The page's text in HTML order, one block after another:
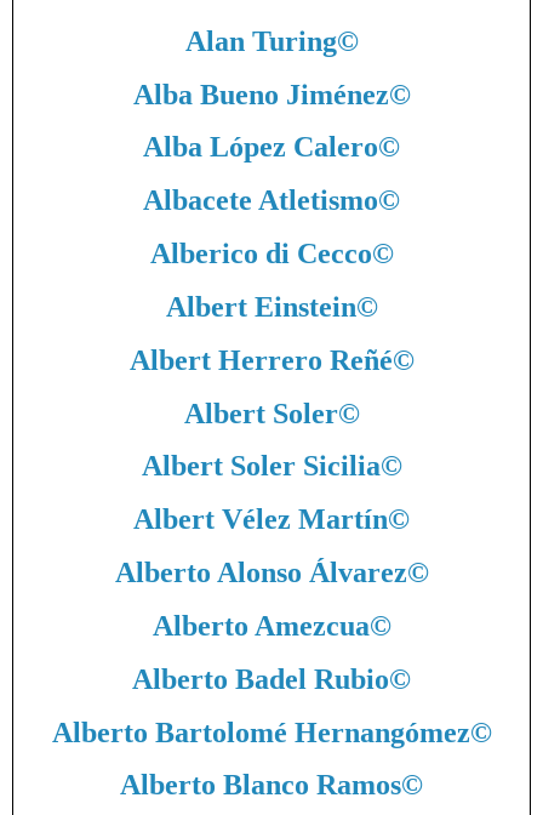
Alan Turing©
Alba Bueno Jiménez©
Alba López Calero©
Albacete Atletismo©
Alberico di Cecco©
Albert Einstein©
Albert Herrero Reñé©
Albert Soler©
Albert Soler Sicilia©
Albert Vélez Martín©
Alberto Alonso Álvarez©
Alberto Amezcua©
Alberto Badel Rubio©
Alberto Bartolomé Hernangómez©
Alberto Blanco Ramos©